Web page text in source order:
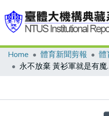
Communities & Collections
Home 體育新聞剪報
體
永不放棄 黃衫軍就是有魔力 先是